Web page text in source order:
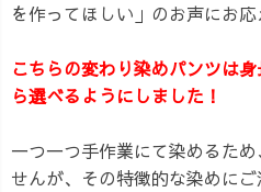
を作ってほしい」のお声にお
こちらの変わり染めパンツは
ら選べるようにしました！
一つ一つ手作業にて染めるた
せんが、その特徴的な染めに